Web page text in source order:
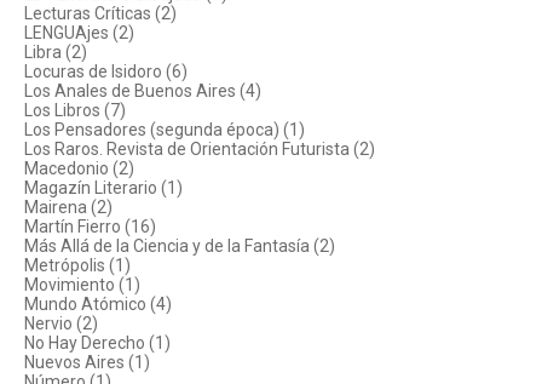
Lecturas Críticas (2)
LENGUAjes (2)
Libra (2)
Locuras de Isidoro (6)
Los Anales de Buenos Aires (4)
Los Libros (7)
Los Pensadores (segunda época) (1)
Los Raros. Revista de Orientación Futurista (2)
Macedonio (2)
Magazín Literario (1)
Mairena (2)
Martín Fierro (16)
Más Allá de la Ciencia y de la Fantasía (2)
Metrópolis (1)
Movimiento (1)
Mundo Atómico (4)
Nervio (2)
No Hay Derecho (1)
Nuevos Aires (1)